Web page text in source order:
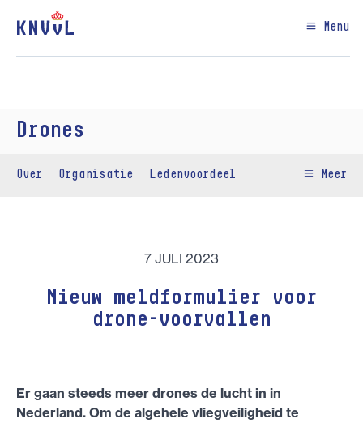
Menu
Drones
Over Organisatie Ledenvoordeel Meer
7 JULI 2023
Nieuw meldformulier voor
drone-voorvallen
Er gaan steeds meer drones de lucht in in
Nederland. Om de algehele vliegveiligheid te